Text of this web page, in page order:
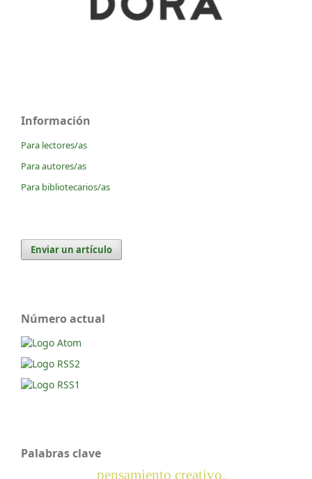
Información
Para lectores/as
Para autores/as
Para bibliotecarios/as
Enviar un artículo
Número actual
Palabras clave
pensamiento creativo.